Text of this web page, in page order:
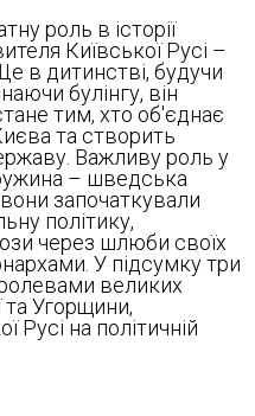
роль в історії
Київської Русі –
в дитинстві, будучи
булінгу, він
тим, хто об'єднає
та створить
Важливу роль у
– шведська
започаткували
політику,
через шлюби своїх
У підсумку три
великих
та Угорщини,
Русі на політичній